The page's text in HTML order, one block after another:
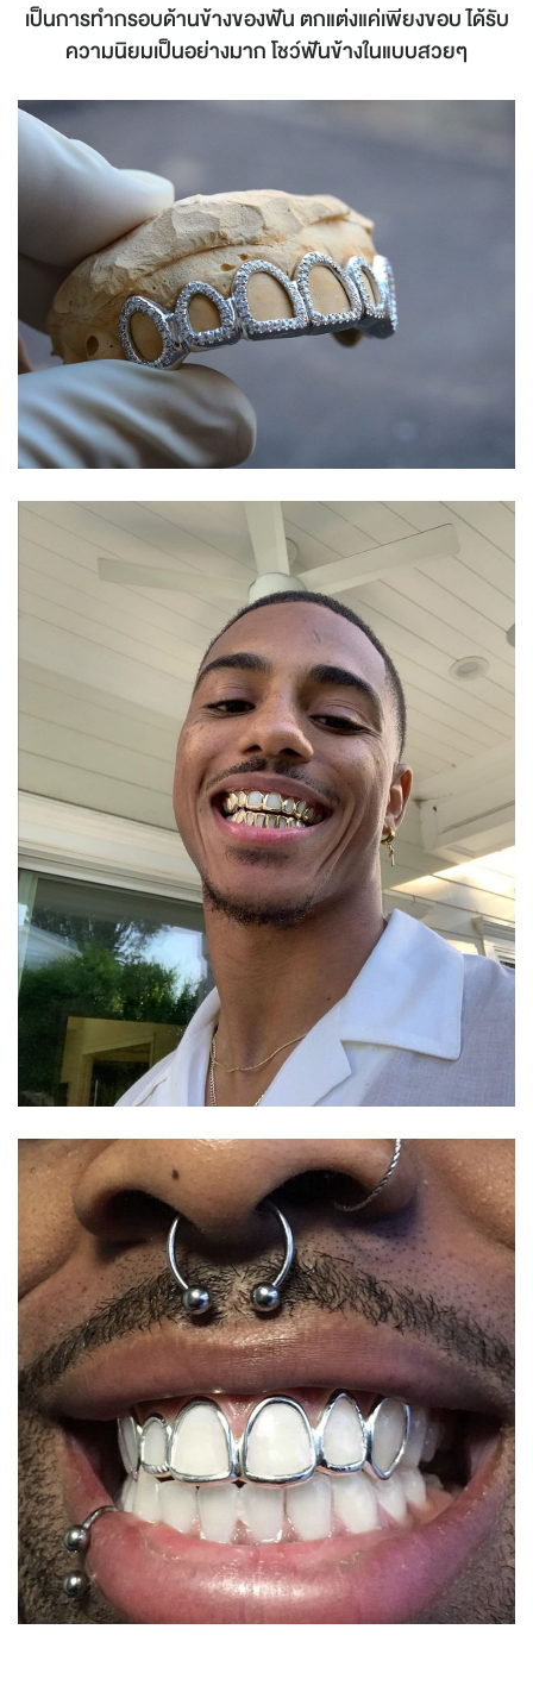
เป็นการทำกรอบด้านข้างของฟัน ตกแต่งแค่เพียงขอบ ได้รับ
ความนิยมเป็นอย่างมาก โชว์ฟันข้างในแบบสวยๆ